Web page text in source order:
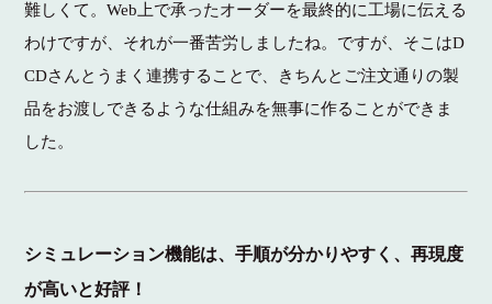
難しくて。Web上で承ったオーダーを最終的に工場に伝える
わけですが、それが一番苦労しましたね。ですが、そこはD
CDさんとうまく連携することで、きちんとご注文通りの製
品をお渡しできるような仕組みを無事に作ることができま
した。
シミュレーション機能は、手順が分かりやすく、再現度
が高いと好評！